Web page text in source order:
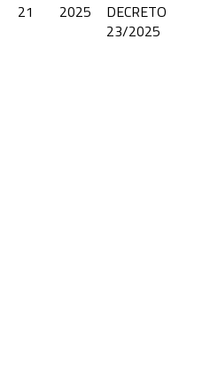
21
2025
DECRETO
23/2025